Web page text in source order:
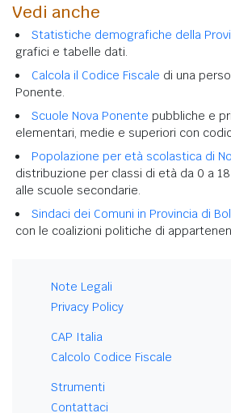
Vedi anche
Statistiche demografiche della
grafici e tabelle dati.
Calcola il Codice Fiscale di una
Ponente.
Scuole Nova Ponente pubbliche e
elementari, medie e superiori con
Popolazione per età scolastica di
distribuzione per classi di età da 0 a 18
alle scuole secondarie.
Sindaci dei Comuni in Provincia di
con le coalizioni politiche di
Note Legali
Privacy Policy
CAP Italia
Calcolo Codice Fiscale
Strumenti
Contattaci